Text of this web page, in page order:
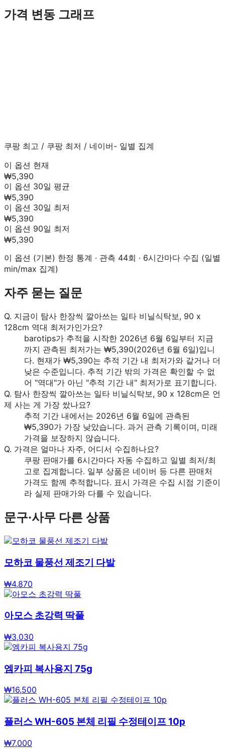
가격 변동 그래프
쿠팡 최고 / 쿠팡 최저 / 네이버- 일별 집계
이 옵션 현재
₩5,390
이 옵션 30일 평균
₩5,390
이 옵션 30일 최저
₩5,390
이 옵션 90일 최저
₩5,390
이 옵션 (기본) 한정 통계 · 관측 44회 · 6시간마다 수집 (일별
min/max 집계)
자주 묻는 질문
Q. 지금이 탐사 한장씩 깔아쓰는 일타 비닐식탁보, 90 x
128cm 역대 최저가인가요?
barotips가 추적을 시작한 2026년 6월 6일부터 지금
까지 관측된 최저가는 ₩5,390(2026년 6월 6일)입니
다. 현재가 ₩5,390는 추적 기간 내 최저가와 같거나 더
낮은 수준입니다. 추적 기간 밖의 가격은 확인할 수 없
어 "역대"가 아닌 "추적 기간 내" 최저가로 표기합니다.
Q. 탐사 한장씩 깔아쓰는 일타 비닐식탁보, 90 x 128cm은 언
제 사는 게 가장 쌌나요?
추적 기간 내에서는 2026년 6월 6일에 관측된
₩5,390가 가장 낮았습니다. 과거 관측 기록이며, 미래
가격을 보장하지 않습니다.
Q. 가격은 얼마나 자주, 어디서 수집하나요?
쿠팡 판매가를 6시간마다 자동 수집하고 일별 최저/최
고로 집계합니다. 일부 상품은 네이버 등 다른 판매처
가격도 함께 추적합니다. 표시 가격은 수집 시점 기준이
라 실제 판매가와 다를 수 있습니다.
문구·사무 다른 상품
모하코 물풍선 제조기 다발
₩4,870
아모스 초강력 딱풀
₩3,030
엠카피 복사용지 75g
₩16,500
플러스 WH-605 본체 리필 수정테이프 10p
₩7,000